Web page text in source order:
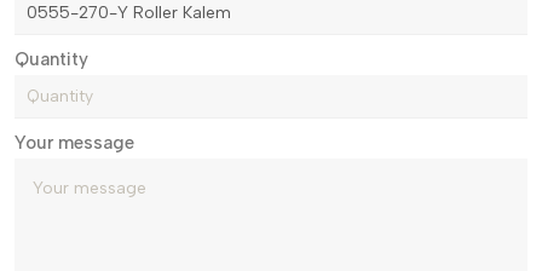
Quantity
Your message